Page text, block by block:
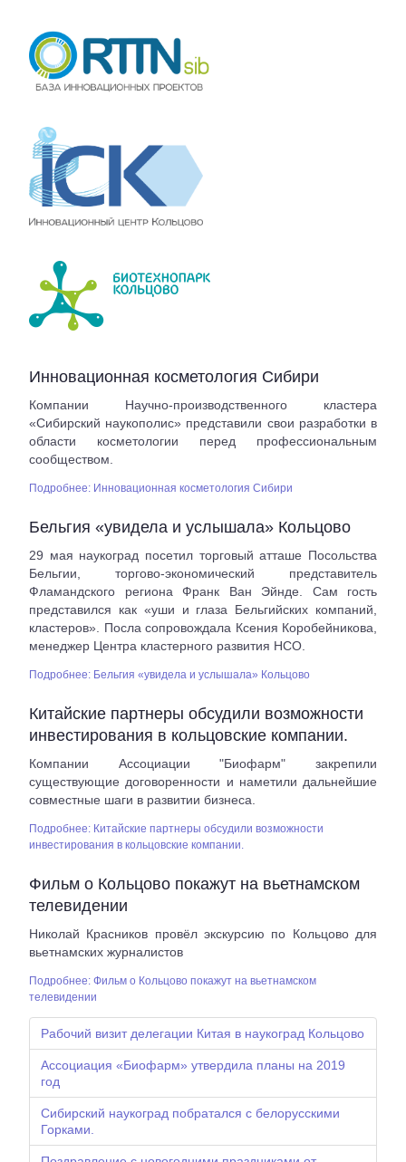
Инновационная косметология Сибири
Компании Научно-производственного кластера
«Сибирский наукополис» представили свои разработки в
области косметологии перед профессиональным
сообществом.
Подробнее: Инновационная косметология Сибири
Бельгия «увидела и услышала» Кольцово
29 мая наукоград посетил торговый атташе Посольства
Бельгии, торгово-экономический представитель
Фламандского региона Франк Ван Эйнде. Сам гость
представился как «уши и глаза Бельгийских компаний,
кластеров». Посла сопровождала Ксения Коробейникова,
менеджер Центра кластерного развития НСО.
Подробнее: Бельгия «увидела и услышала» Кольцово
Китайские партнеры обсудили возможности
инвестирования в кольцовские компании.
Компании Ассоциации "Биофарм" закрепили
существующие договоренности и наметили дальнейшие
совместные шаги в развитии бизнеса.
Подробнее: Китайские партнеры обсудили возможности
инвестирования в кольцовские компании.
Фильм о Кольцово покажут на вьетнамском
телевидении
Николай Красников провёл экскурсию по Кольцово для
вьетнамских журналистов
Подробнее: Фильм о Кольцово покажут на вьетнамском
телевидении
Рабочий визит делегации Китая в наукоград Кольцово
Ассоциация «Биофарм» утвердила планы на 2019
год
Сибирский наукоград побратался с белорусскими
Горками.